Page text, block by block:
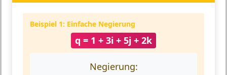
Beispiel 1: Einfache Negierung
q = 1 + 3i + 5j + 2k
Negierung: